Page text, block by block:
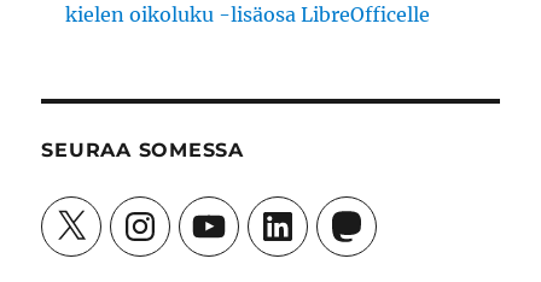
kielen oikoluku -lisäosa LibreOfficelle
SEURAA SOMESSA
X InstagramYouTubeLinkedInMastodon